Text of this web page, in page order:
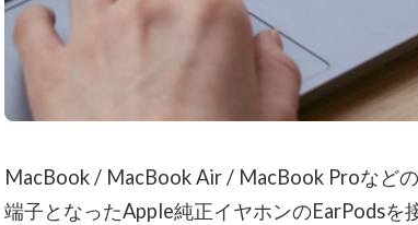
MacBook / MacBook Air / MacBook Proなど
端子となったApple純正イヤホンのEarPodsを